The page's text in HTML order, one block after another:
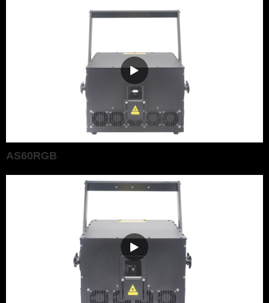
AS60RGB